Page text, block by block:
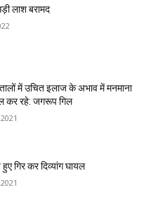
लाश बरामद
में उचित इलाज के अभाव में मनमाना
कर रहे: जगरूप गिल
गिर कर दिव्यांग घायल